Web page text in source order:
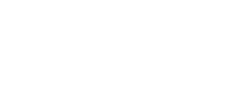
posts/118357841688292